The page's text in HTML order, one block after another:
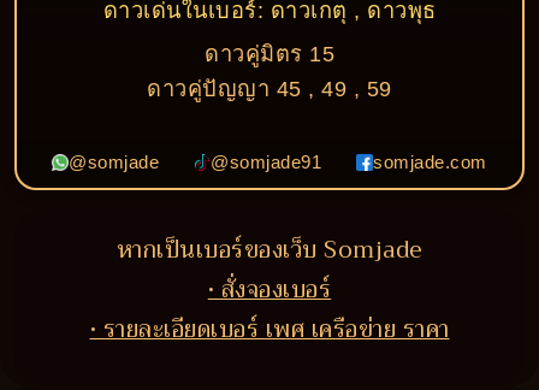
ดาวเด่นในเบอร์: ดาวเกตุ , ดาวพุธ
ดาวคู่มิตร 15
ดาวคู่ปัญญา 45 , 49 , 59
@somjade @somjade91 somjade.com
หากเป็นเบอร์ของเว็บ Somjade
• สั่งจองเบอร์
• รายละเอียดเบอร์ เพศ เครือข่าย ราคา